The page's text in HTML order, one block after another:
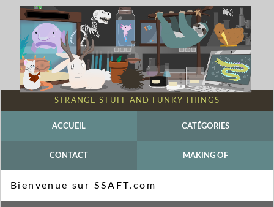
STRANGE STUFF AND FUNKY THINGS
ACCUEIL CATÉGORIES
CONTACT MAKING OF
Bienvenue sur SSAFT.com